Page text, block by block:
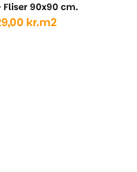
Fliser 90x90 cm.
kr.m2